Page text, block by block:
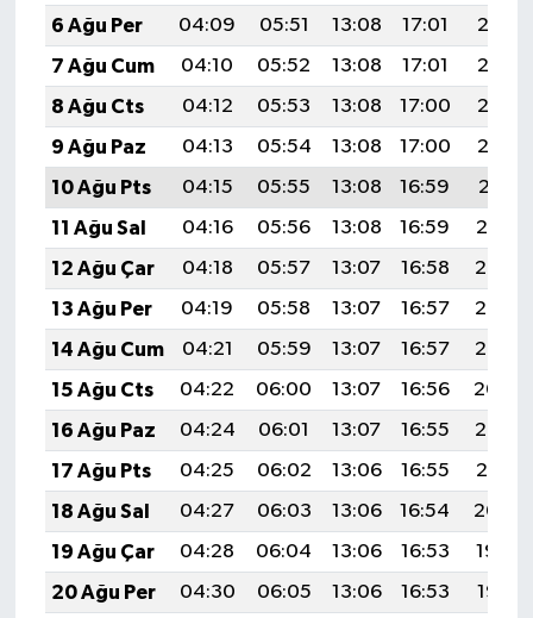
6 Ağu Per
04:09 05:51 13:08 17:01
20:16
7 Ağu Cum
04:10 05:52 13:08 17:01
20:15
8 Ağu Cts
04:12 05:53 13:08 17:00
20:13
9 Ağu Paz
04:13 05:54 13:08 17:00
20:12
10 Ağu Pts
04:15 05:55 13:08 16:59
20:11
11 Ağu Sal
04:16 05:56 13:08 16:59
20:10
12 Ağu Çar
04:18 05:57 13:07 16:58
20:08
13 Ağu Per
04:19 05:58 13:07 16:57
20:07
14 Ağu Cum
04:21 05:59 13:07 16:57
20:06
15 Ağu Cts
04:22 06:00 13:07 16:56
20:04
16 Ağu Paz
04:24 06:01 13:07 16:55
20:03
17 Ağu Pts
04:25 06:02 13:06 16:55
20:01
18 Ağu Sal
04:27 06:03 13:06 16:54
20:00
19 Ağu Çar
04:28 06:04 13:06 16:53
19:59
20 Ağu Per
04:30 06:05 13:06 16:53
19:57